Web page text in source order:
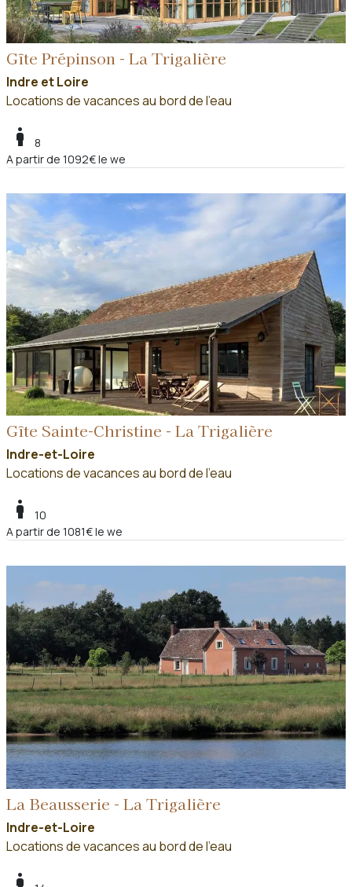
Gîte Prépinson - La Trigalière
Indre et Loire
Locations de vacances au bord de l'eau
boy
8
A partir de 1092€ le we
Gîte Sainte-Christine - La Trigalière
Indre-et-Loire
Locations de vacances au bord de l'eau
boy
10
A partir de 1081€ le we
La Beausserie - La Trigalière
Indre-et-Loire
Locations de vacances au bord de l'eau